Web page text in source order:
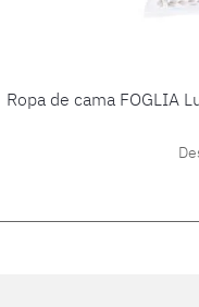
Ropa de cama FOGLIA